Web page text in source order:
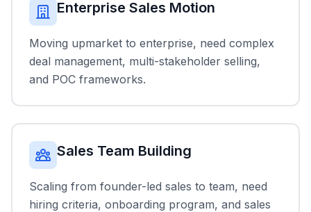
Enterprise Sales Motion
Moving upmarket to enterprise, need complex
deal management, multi-stakeholder selling,
and POC frameworks.
Sales Team Building
Scaling from founder-led sales to team, need
hiring criteria, onboarding program, and sales